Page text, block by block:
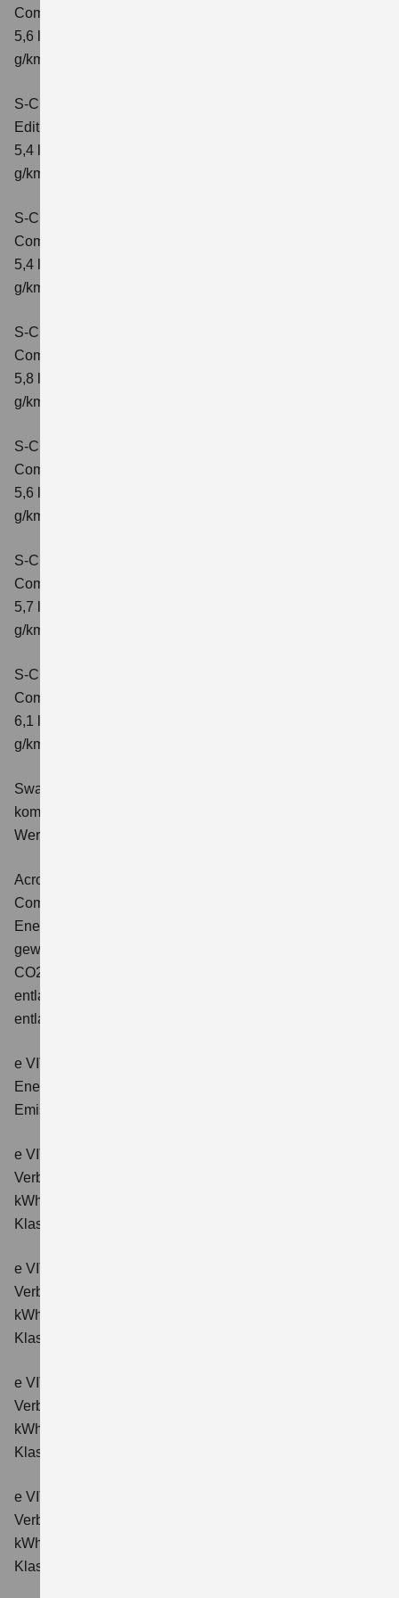
Comfort+
5,6 l/100km; kombinierter Wert der CO₂-Emission: 127
g/km; CO₂-Klasse: D
S-Cross 1.4 BOOSTERJET HYBRID
Edition
5,4 l/100 km; kombinierter Wert der CO2-Emission: 121
g/km; CO2-Klasse: D
S-Cross 1.4 BOOSTERJET HYBRID
Comfort
5,4 l/100 km; kombinierter Wert der CO2-Emission: 121
g/km; CO2-Klasse: D
S-Cross 1.4 BOOSTERJET HYBRID AT
Comfort
5,8 l/100 km; kombinierter Wert der CO2-Emission: 132
g/km; CO2-Klasse: D
S-Cross 1.4 BOOSTERJET HYBRID ALLGRIP
Comfort
5,6 l/100 km; kombinierter Wert der CO2-Emission: 131
g/km; CO2-Klasse: D
S-Cross 1.4 BOOSTERJET HYBRID ALLGRIP
Comfort+
5,7 l/100 km; kombinierter Wert der CO2-Emission: 131
g/km; CO2-Klasse: D
S-Cross 1.4 BOOSTERJET HYBRID ALLGRIP AT
Comfort+
6,1 l/100 km; kombinierter Wert der CO2-Emission: 141
g/km; CO2-Klasse: E
Swace 1.8 HYBRID CVT Comfort+
kombinierter Energieverbrauch 4,5 l/100km; kombinierter
Wert der CO2-Emission: 102 g/km; CO2-Klasse: C.
Across 2.5 PLUG-IN HYBRID CVT
Comfort+
Energieverbrauch: 17,1kWh/100km plus 1,0 l/100 km;
gewichtet kombinierter Wert der CO2-Emission: 22 g/km;
CO2-Klasse: B; kombinierter Kraftstoffverbrauch bei
entladener Batterie: 6,6 l/100km; CO2-Klasse (bei
entladener Batterie): E.
e VITARA eAxle Club (49 kWh-Batterie)
Energieverbrauch kombiniert: 14,9 kWh/100km; CO₂-
Emissionen kombiniert: 0 g/km; CO₂-Klasse: A.
e VITARA eAxle Comfort (61 kWh-Batterie)
Verbrauchswerte: Energieverbrauch kombiniert: 15,1
kWh/100km; CO₂-Emissionen kombiniert: 0 g/km; CO₂-
Klasse: A.
e VITARA eAxle ALLGRIP-e Comfort (61 kWh-Batterie)
Verbrauchswerte: Energieverbrauch kombiniert: 16,6
kWh/100km; CO₂-Emissionen kombiniert: 0 g/km; CO₂-
Klasse: A.
e VITARA eAxle Comfort+ (61 kWh-Batterie)
Verbrauchswerte: Energieverbrauch kombiniert: 15,1
kWh/100km; CO₂-Emissionen kombiniert: 0 g/km; CO₂-
Klasse: A.
e VITARA eAxle ALLGRIP-e Comfort+ (61 kWh-Batterie)
Verbrauchswerte: Energieverbrauch kombiniert: 16,6
kWh/100 km; CO₂-Emissionen kombiniert: 0 g/km; CO₂-
Klasse: A.